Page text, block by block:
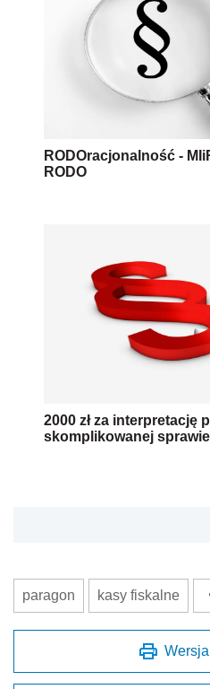
RODOracjonalność -
RODO
2000 zł za interpretację
skomplikowanej
paragon kasy fiskalne